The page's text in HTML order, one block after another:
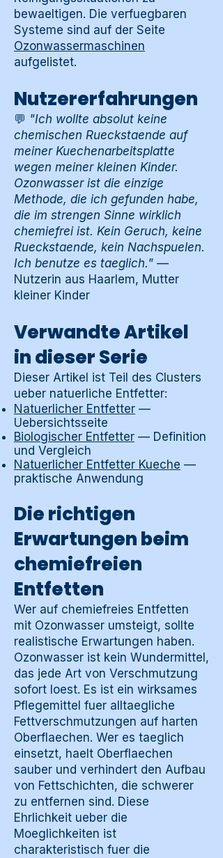
bewaeltigen. Die verfuegbaren
Systeme sind auf der Seite
Ozonwassermaschinen
aufgelistet.
Nutzererfahrungen
💬 "Ich wollte absolut keine
chemischen Rueckstaende auf
meiner Kuechenarbeitsplatte
wegen meiner kleinen Kinder.
Ozonwasser ist die einzige
Methode, die ich gefunden habe,
die im strengen Sinne wirklich
chemiefrei ist. Kein Geruch, keine
Rueckstaende, kein Nachspuelen.
Ich benutze es taeglich." —
Nutzerin aus Haarlem, Mutter
kleiner Kinder
Verwandte Artikel
in dieser Serie
Dieser Artikel ist Teil des Clusters
ueber natuerliche Entfetter:
Natuerlicher Entfetter —
Uebersichtsseite
Biologischer Entfetter — Definition
und Vergleich
Natuerlicher Entfetter Kueche —
praktische Anwendung
Die richtigen
Erwartungen beim
chemiefreien
Entfetten
Wer auf chemiefreies Entfetten
mit Ozonwasser umsteigt, sollte
realistische Erwartungen haben.
Ozonwasser ist kein Wundermittel,
das jede Art von Verschmutzung
sofort loest. Es ist ein wirksames
Pflegemittel fuer alltaegliche
Fettverschmutzungen auf harten
Oberflaechen. Wer es taeglich
einsetzt, haelt Oberflaechen
sauber und verhindert den Aufbau
von Fettschichten, die schwerer
zu entfernen sind. Diese
Ehrlichkeit ueber die
Moeglichkeiten ist
charakteristisch fuer die